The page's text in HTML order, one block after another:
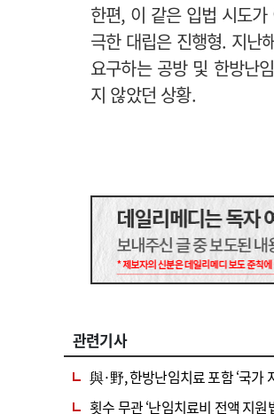
한편, 이 같은 입법 시도
극한 대립은 진행형. 지난
요구하는 공방 및 한방난
지 않았던 상황.
관련기사
與·野, 한방난임치료 포함 ‘국가
횟수 무관 ‘난임치료비 전액 지원